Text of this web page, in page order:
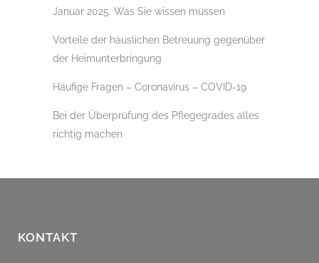
Januar 2025: Was Sie wissen müssen
Vorteile der häuslichen Betreuung gegenüber
der Heimunterbringung
Häufige Fragen – Coronavirus – COVID-19
Bei der Überprüfung des Pflegegrades alles
richtig machen
KONTAKT